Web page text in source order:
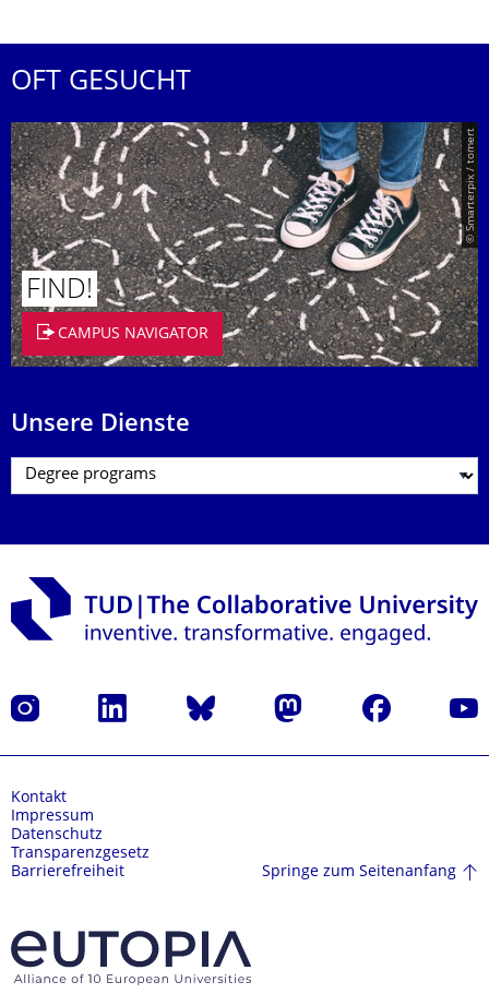
OFT GESUCHT
© Smarterpix / tomert
FIND!
CAMPUS NAVIGATOR
Unsere Dienste
Instagram LinkedIn Bluesky Mastodon Facebook
Kontakt
Impressum
Datenschutz
Transparenzgesetz
Barrierefreiheit
Springe zum Seitenanfang